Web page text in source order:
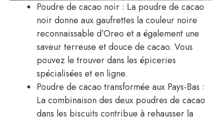
Poudre de cacao noir : La poudre de cacao
noir donne aux gaufrettes la couleur noire
reconnaissable d’Oreo et a également une
saveur terreuse et douce de cacao. Vous
pouvez le trouver dans les épiceries
spécialisées et en ligne.
Poudre de cacao transformée aux Pays-Bas :
La combinaison des deux poudres de cacao
dans les biscuits contribue à rehausser la